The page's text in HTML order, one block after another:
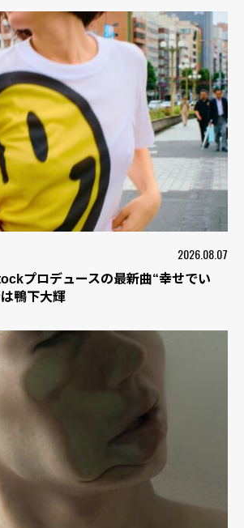
2026.08.07
プロデュースの最新曲“幸せでい
鴨下大輝